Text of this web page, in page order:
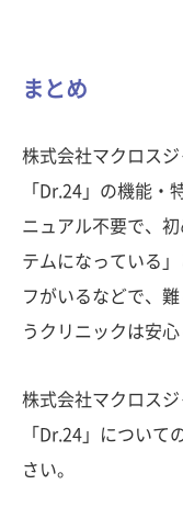
まとめ
株式会社マクロス
「Dr.24」の機能・
ニュアル不要で、
テムになっている
フがいるなどで、
うクリニックは安心
株式会社マクロス
「Dr.24」について
さい。